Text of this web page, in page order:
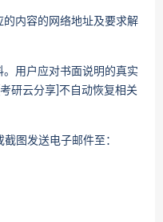
内容的网络地址及要求解
用户应对书面说明的真实
研云分享]不自动恢复相关
图发送电子邮件至：